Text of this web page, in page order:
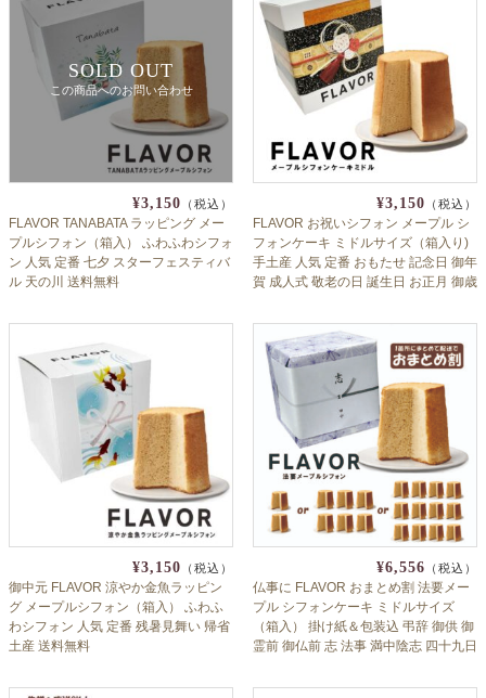
引菓子
引出物ギフト
カタログギフト
ブライダルバッグ
内祝い 出産祝い
季節イベント特集
よくあるご質問
ドメイン指定受信について
無料サンプル・資料請求
お問合せ
SOLD OUT
この商品へのお問い合わせ
¥3,150 （税込）
FLAVOR TANABATA ラッピング メー
プルシフォン（箱入） ふわふわシフォ
ン 人気 定番 七夕 スターフェスティバ
ル 天の川 送料無料
¥3,150 （税込）
FLAVOR お祝いシフォン メープル シ
フォンケーキ ミドルサイズ（箱入り)
手土産 人気 定番 おもたせ 記念日 御年
賀 成人式 敬老の日 誕生日 お正月 御歳
¥3,150 （税込）
御中元 FLAVOR 涼やか金魚ラッピン
グ メープルシフォン（箱入） ふわふ
わシフォン 人気 定番 残暑見舞い 帰省
土産 送料無料
¥6,556 （税込）
仏事に FLAVOR おまとめ割 法要メー
プル シフォンケーキ ミドルサイズ
（箱入） 掛け紙＆包装込 弔辞 御供 御
霊前 御仏前 志 法事 満中陰志 四十九日
レイバー